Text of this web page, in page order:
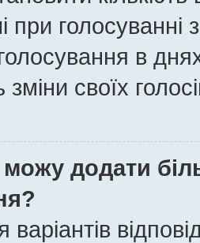
при
в
зміни своїх
додати